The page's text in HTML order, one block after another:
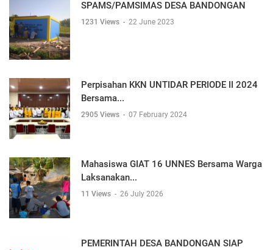
SPAMS/PAMSIMAS DESA BANDONGAN
1231 Views - 22 June 2023
Perpisahan KKN UNTIDAR PERIODE II 2024
Bersama...
2905 Views - 07 February 2024
Mahasiswa GIAT 16 UNNES Bersama Warga
Laksanakan...
11 Views - 26 July 2026
PEMERINTAH DESA BANDONGAN SIAP